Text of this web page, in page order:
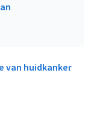
van huidkanker